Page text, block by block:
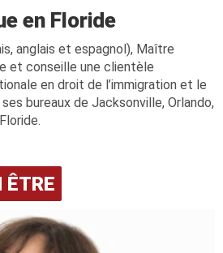
en Floride
anglais et espagnol), Maître
et conseille une clientèle
en droit de l’immigration et le
bureaux de Jacksonville, Orlando,
ÊTRE